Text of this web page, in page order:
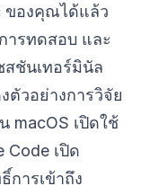
ของคุณได้แล้ว
ารทดสอบ และ
ชันเทอร์มินัล
ตัวอย่างการวิจัย
macOS เปิดใช้
Code เปิด
การเข้าถึง